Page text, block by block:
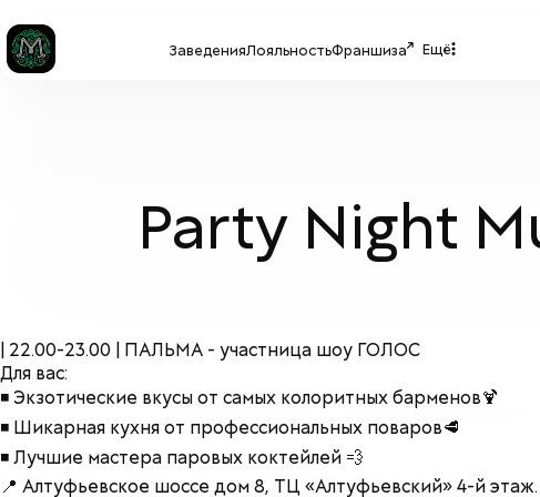
ЗаведенияЛояльностьФраншиза Ещё
Party Night
| 22.00-23.00 | ПАЛЬМА - участница шоу ГОЛОС
Для вас:
◾️ Экзотические вкусы от самых колоритных барменов🍹
◾️ Шикарная кухня от профессиональных поваров🥩
◾️ Лучшие мастера паровых коктейлей 💨
📍 Алтуфьевское шоссе дом 8, ТЦ «Алтуфьевский» 4-й этаж.